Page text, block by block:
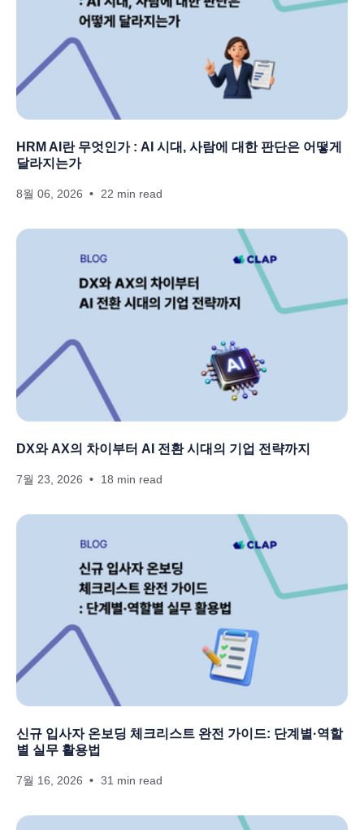
HRM AI란 무엇인가 : AI 시대, 사람에 대한 판단은 어떻게
달라지는가
8월 06, 2026 22 min read
DX와 AX의 차이부터 AI 전환 시대의 기업 전략까지
7월 23, 2026 18 min read
신규 입사자 온보딩 체크리스트 완전 가이드: 단계별·역할
별 실무 활용법
7월 16, 2026 31 min read